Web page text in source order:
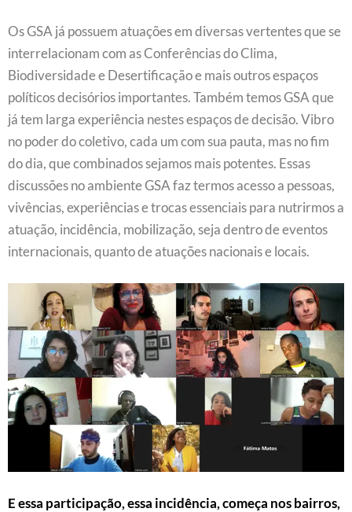
Os GSA já possuem atuações em diversas vertentes que se
interrelacionam com as Conferências do Clima,
Biodiversidade e Desertificação e mais outros espaços
políticos decisórios importantes. Também temos GSA que
já tem larga experiência nestes espaços de decisão. Vibro
no poder do coletivo, cada um com sua pauta, mas no fim
do dia, que combinados sejamos mais potentes. Essas
discussões no ambiente GSA faz termos acesso a pessoas,
vivências, experiências e trocas essenciais para nutrirmos a
atuação, incidência, mobilização, seja dentro de eventos
internacionais, quanto de atuações nacionais e locais.
E essa participação, essa incidência, começa nos bairros,